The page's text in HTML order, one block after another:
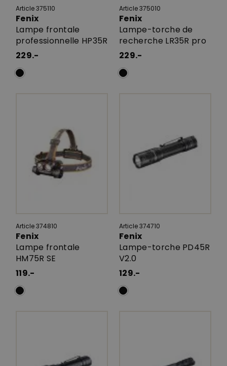
Article 375110
Fenix
Lampe frontale
professionnelle HP35R
229.-
Article 375010
Fenix
Lampe-torche de
recherche LR35R pro
229.-
Article 374810
Fenix
Lampe frontale
HM75R SE
119.-
Article 374710
Fenix
Lampe-torche PD45R
V2.0
129.-